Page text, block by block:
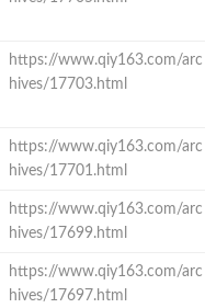
https://www.qiy163.com/arc
hives/17703.html
https://www.qiy163.com/arc
hives/17701.html
https://www.qiy163.com/arc
hives/17699.html
https://www.qiy163.com/arc
hives/17697.html